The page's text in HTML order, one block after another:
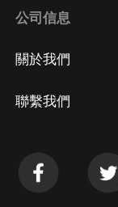
公司信息
關於我們
聯繫我們